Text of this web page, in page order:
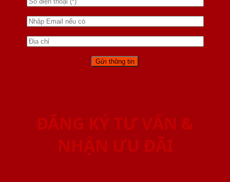
ĐĂNG KÝ TƯ VẤN &
NHẬN ƯU ĐÃI